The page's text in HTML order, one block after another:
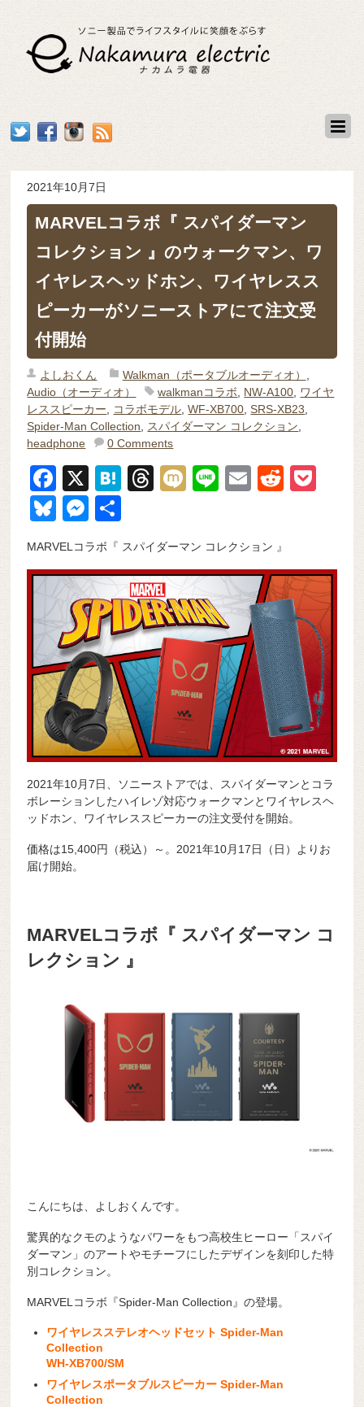
2021年10月7日
MARVELコラボ『 スパイダーマン
コレクション 』のウォークマン、ワ
イヤレスヘッドホン、ワイヤレスス
ピーカーがソニーストアにて注文受
付開始
よしおくん Walkman（ポータブルオーディオ）
Audio（オーディオ）
walkmanコラボ NW-A100
ワイヤ
レススピーカー
コラボモデル ,WF-XB700 ,SRS-XB23
Spider-Man Collection
スパイダーマン コレクション
headphone
0 Comments
F
a
c
e
b
o
o
k
X
H
n
a
T
a
d
s
M
Li
E
R
t
Bl
e
sk
y
M
ss
e
n
g
er
有
MARVELコラボ『 スパイダーマン コレクション 』
2021年10月7日、ソニーストアでは、スパイダーマンとコラ
ボレーションしたハイレゾ対応ウォークマンとワイヤレスヘ
ッドホン、ワイヤレススピーカーの注文受付を開始。
価格は15,400円（税込）～。2021年10月17日（日）よりお
届け開始。
MARVELコラボ『 スパイダーマン コ
レクション 』
こんにちは、よしおくんです。
驚異的なクモのようなパワーをもつ高校生ヒーロー「スパイ
ダーマン」のアートやモチーフにしたデザインを刻印した特
別コレクション。
MARVELコラボ『Spider-Man Collection』の登場。
ワイヤレスステレオヘッドセット Spider-Man
Collection
WH-XB700/SM
ワイヤレスポータブルスピーカー Spider-Man
Collection